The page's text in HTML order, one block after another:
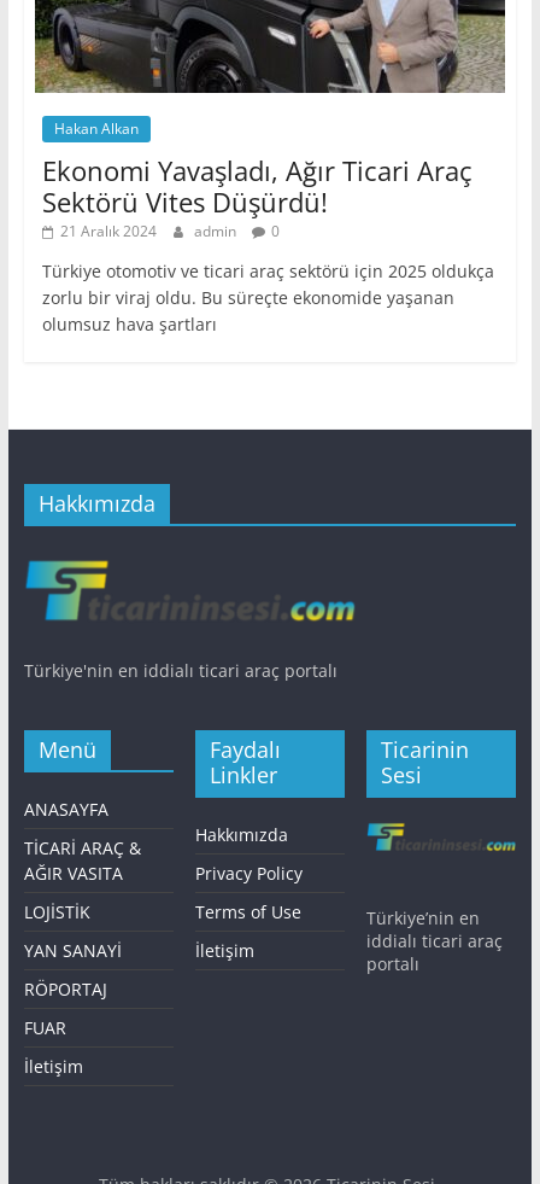
Hakan Alkan
Ekonomi Yavaşladı, Ağır Ticari Araç
Sektörü Vites Düşürdü!
21 Aralık 2024 admin 0
Türkiye otomotiv ve ticari araç sektörü için 2025 oldukça
zorlu bir viraj oldu. Bu süreçte ekonomide yaşanan
olumsuz hava şartları
Hakkımızda
Türkiye'nin en iddialı ticari araç portalı
Menü
ANASAYFA
TİCARİ ARAÇ &
AĞIR VASITA
LOJİSTİK
YAN SANAYİ
RÖPORTAJ
FUAR
İletişim
Faydalı
Linkler
Hakkımızda
Privacy Policy
Terms of Use
İletişim
Ticarinin
Sesi
Türkiye’nin en
iddialı ticari araç
portalı